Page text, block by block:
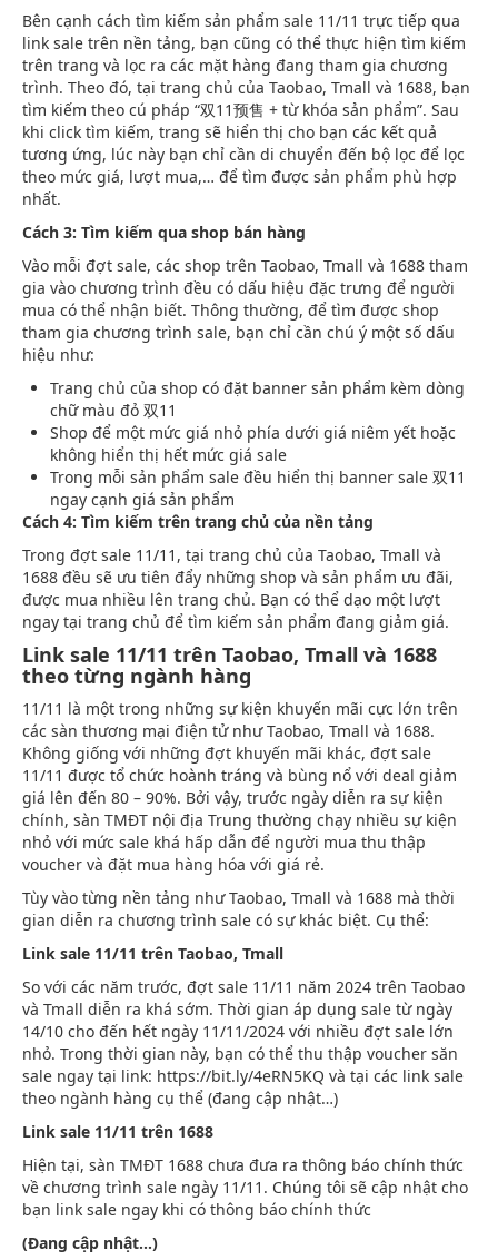
Bên cạnh cách tìm kiếm sản phẩm sale 11/11 trực tiếp qua
link sale trên nền tảng, bạn cũng có thể thực hiện tìm kiếm
trên trang và lọc ra các mặt hàng đang tham gia chương
trình. Theo đó, tại trang chủ của Taobao, Tmall và 1688, bạn
tìm kiếm theo cú pháp “双11预售 + từ khóa sản phẩm”. Sau
khi click tìm kiếm, trang sẽ hiển thị cho bạn các kết quả
tương ứng, lúc này bạn chỉ cần di chuyển đến bộ lọc để lọc
theo mức giá, lượt mua,… để tìm được sản phẩm phù hợp
nhất.
Cách 3: Tìm kiếm qua shop bán hàng
Vào mỗi đợt sale, các shop trên Taobao, Tmall và 1688 tham
gia vào chương trình đều có dấu hiệu đặc trưng để người
mua có thể nhận biết. Thông thường, để tìm được shop
tham gia chương trình sale, bạn chỉ cần chú ý một số dấu
hiệu như:
Trang chủ của shop có đặt banner sản phẩm kèm dòng
chữ màu đỏ 双11
Shop để một mức giá nhỏ phía dưới giá niêm yết hoặc
không hiển thị hết mức giá sale
Trong mỗi sản phẩm sale đều hiển thị banner sale 双11
ngay cạnh giá sản phẩm
Cách 4: Tìm kiếm trên trang chủ của nền tảng
Trong đợt sale 11/11, tại trang chủ của Taobao, Tmall và
1688 đều sẽ ưu tiên đẩy những shop và sản phẩm ưu đãi,
được mua nhiều lên trang chủ. Bạn có thể dạo một lượt
ngay tại trang chủ để tìm kiếm sản phẩm đang giảm giá.
Link sale 11/11 trên Taobao, Tmall và 1688
theo từng ngành hàng
11/11 là một trong những sự kiện khuyến mãi cực lớn trên
các sàn thương mại điện tử như Taobao, Tmall và 1688.
Không giống với những đợt khuyến mãi khác, đợt sale
11/11 được tổ chức hoành tráng và bùng nổ với deal giảm
giá lên đến 80 – 90%. Bởi vậy, trước ngày diễn ra sự kiện
chính, sàn TMĐT nội địa Trung thường chạy nhiều sự kiện
nhỏ với mức sale khá hấp dẫn để người mua thu thập
voucher và đặt mua hàng hóa với giá rẻ.
Tùy vào từng nền tảng như Taobao, Tmall và 1688 mà thời
gian diễn ra chương trình sale có sự khác biệt. Cụ thể:
Link sale 11/11 trên Taobao, Tmall
So với các năm trước, đợt sale 11/11 năm 2024 trên Taobao
và Tmall diễn ra khá sớm. Thời gian áp dụng sale từ ngày
14/10 cho đến hết ngày 11/11/2024 với nhiều đợt sale lớn
nhỏ. Trong thời gian này, bạn có thể thu thập voucher săn
sale ngay tại link: https://bit.ly/4eRN5KQ và tại các link sale
theo ngành hàng cụ thể (đang cập nhật…)
Link sale 11/11 trên 1688
Hiện tại, sàn TMĐT 1688 chưa đưa ra thông báo chính thức
về chương trình sale ngày 11/11. Chúng tôi sẽ cập nhật cho
bạn link sale ngay khi có thông báo chính thức
(Đang cập nhật…)